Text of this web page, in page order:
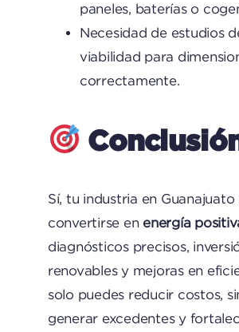
paneles, baterías o
Necesidad de estudios
viabilidad para
correctamente.
Sí, tu industria en Guanajuato
convertirse en energía
diagnósticos precisos,
renovables y mejoras en
solo puedes reducir costos,
generar excedentes y